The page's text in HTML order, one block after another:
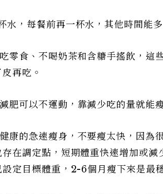
水，每餐前再一杯水，其他時間能
零食、不喝奶茶和含糖手搖飲，這
再吃。
肥可以不運動，靠減少吃的量就能
康的急速瘦身，不要瘦太快，因為
在調定點，短期體重快速增加或
定目標體重，2-6個月瘦下來是最